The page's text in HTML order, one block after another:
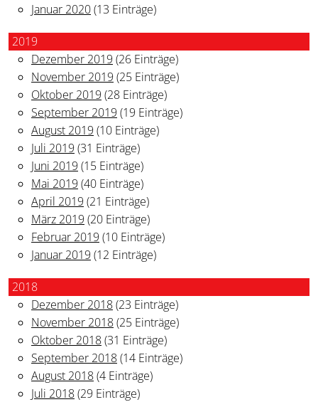
Januar 2020(13 Einträge)
2019
Dezember 2019 (26 Einträge)
November 2019 (25 Einträge)
Oktober 2019 (28 Einträge)
September 2019 (19 Einträge)
August 2019 (10 Einträge)
Juli 2019 (31 Einträge)
Juni 2019 (15 Einträge)
Mai 2019 (40 Einträge)
April 2019 (21 Einträge)
März 2019 (20 Einträge)
Februar 2019 (10 Einträge)
Januar 2019 (12 Einträge)
2018
Dezember 2018(23 Einträge)
November 2018(25 Einträge)
Oktober 2018(31 Einträge)
September 2018(14 Einträge)
August 2018(4 Einträge)
Juli 2018(29 Einträge)